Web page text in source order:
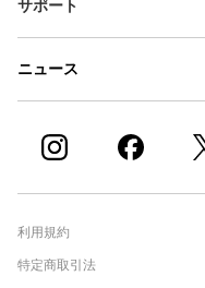
サポート
ニュース
利用規約
特定商取引法